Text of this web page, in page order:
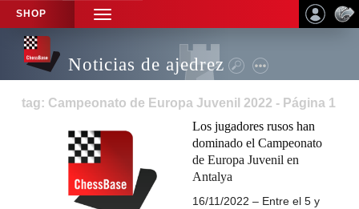
SHOP
TOGGLE
NAVIGATION
Noticias de ajedrez
tag: Campeonato de Europa Juvenil 2022 - Página 1
Los jugadores rusos han
dominado el Campeonato
de Europa Juvenil en
Antalya
16/11/2022 – Entre el 5 y